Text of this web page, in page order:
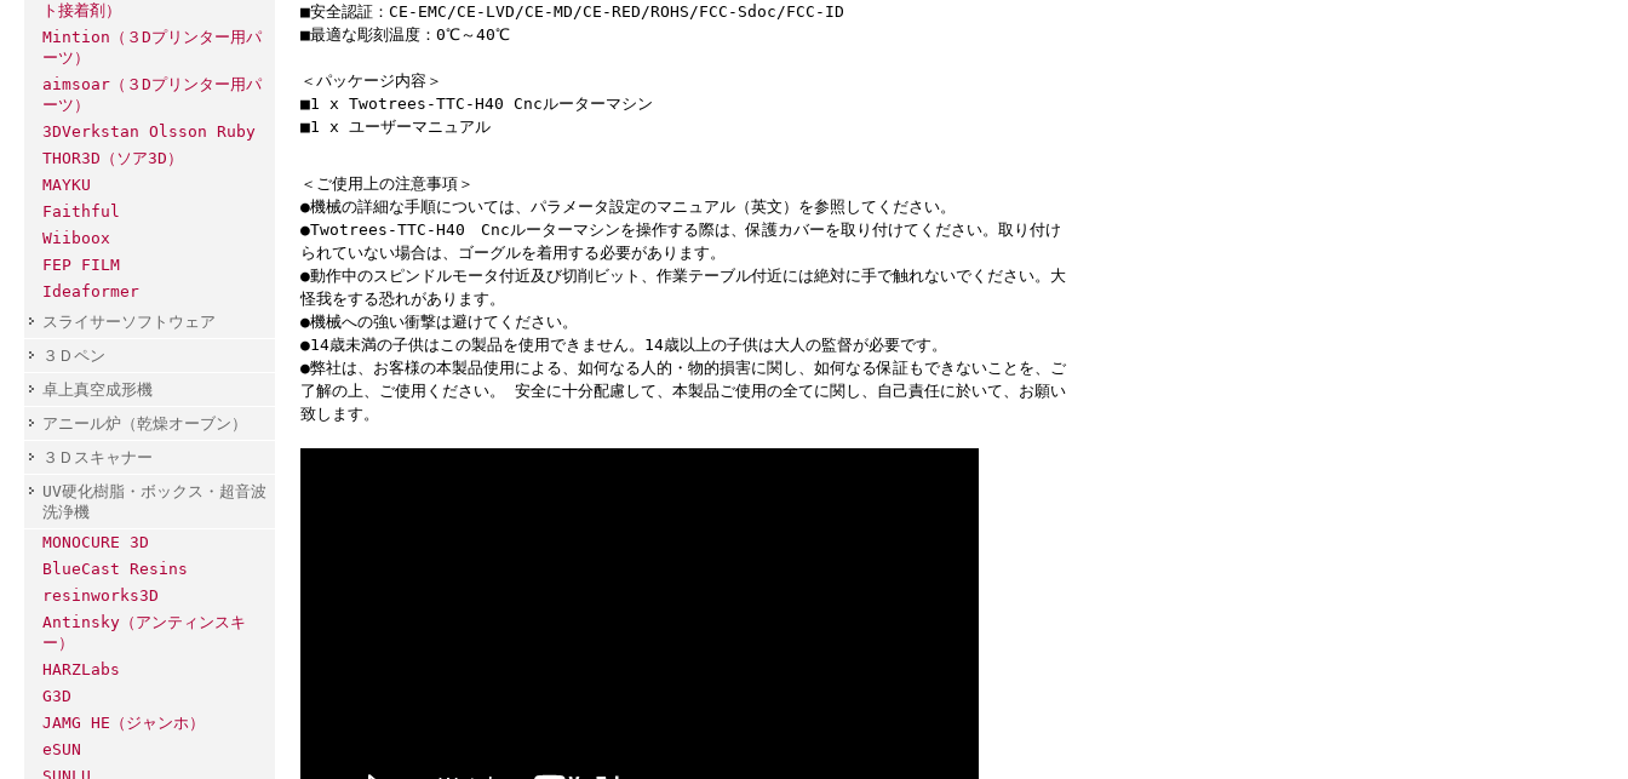
ト接着剤）
Mintion（３Dプリンター用パ
ーツ）
aimsoar（３Dプリンター用パ
ーツ）
3DVerkstan Olsson Ruby
THOR3D（ソア3D）
MAYKU
Faithful
Wiiboox
FEP FILM
Ideaformer
スライサーソフトウェア
３Ｄペン
卓上真空成形機
アニール炉（乾燥オーブン）
３Ｄスキャナー
UV硬化樹脂・ボックス・超音波
洗浄機
MONOCURE 3D
BlueCast Resins
resinworks3D
Antinsky（アンティンスキ
ー）
HARZLabs
G3D
JAMG HE（ジャンホ）
eSUN
■安全認証：CE-EMC/CE-LVD/CE-MD/CE-RED/ROHS/FCC-Sdoc/FCC-ID
■最適な彫刻温度：0℃～40℃
＜パッケージ内容＞
■1 x Twotrees-TTC-H40 Cncルーターマシン
■1 x ユーザーマニュアル
＜ご使用上の注意事項＞
●機械の詳細な手順については、パラメータ設定のマニュアル（英文）を参照してください。
●Twotrees-TTC-H40 Cncルーターマシンを操作する際は、保護カバーを取り付けてください。取り付け
られていない場合は、ゴーグルを着用する必要があります。
●動作中のスピンドルモータ付近及び切削ビット、作業テーブル付近には絶対に手で触れないでください。大
怪我をする恐れがあります。
●機械への強い衝撃は避けてください。
●14歳未満の子供はこの製品を使用できません。14歳以上の子供は大人の監督が必要です。
●弊社は、お客様の本製品使用による、如何なる人的・物的損害に関し、如何なる保証もできないことを、ご
了解の上、ご使用ください。 安全に十分配慮して、本製品ご使用の全てに関し、自己責任に於いて、お願い
致します。